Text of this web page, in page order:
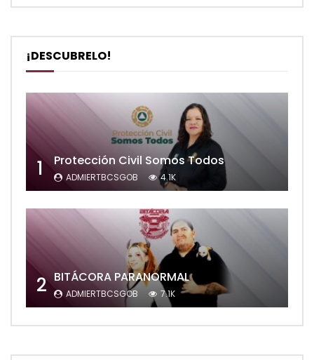
¡DESCUBRELO!
1 Protección Civil Somos Todos
ADMIERTBCSGOB 4.1K
2 BITÁCORA PARANORMAL
ADMIERTBCSGOB 7.1K